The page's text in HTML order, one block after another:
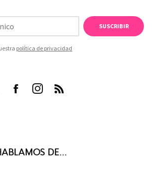
SUSCRIBIR
política de privacidad
DE...